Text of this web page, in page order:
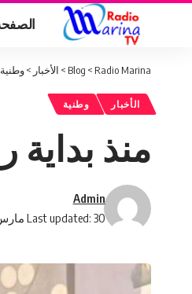
Radio Marina
>
Blog
> الأخبار >وطنية
الأخبار وطنية
منذ بداية رمضان ..رفع
Last updated: 30 مارس، 2025 11:52 ص
Admin